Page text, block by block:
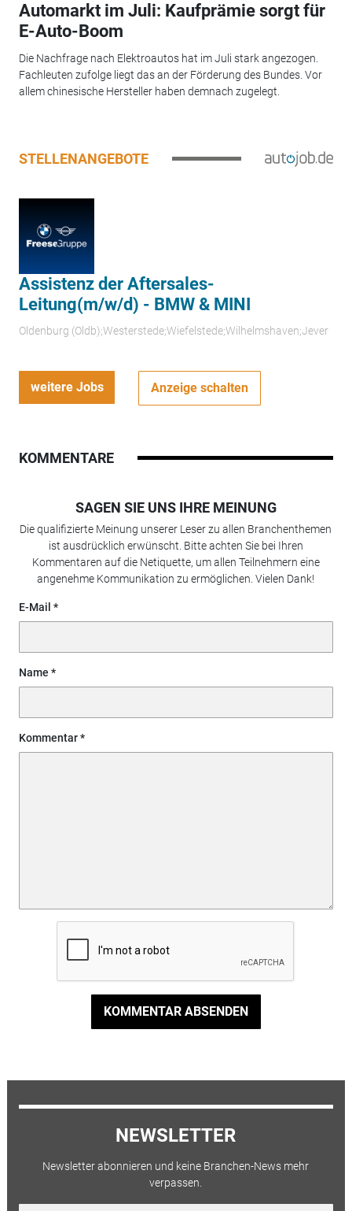
Automarkt im Juli: Kaufprämie sorgt für
E-Auto-Boom
Die Nachfrage nach Elektroautos hat im Juli stark angezogen.
Fachleuten zufolge liegt das an der Förderung des Bundes. Vor
allem chinesische Hersteller haben demnach zugelegt.
STELLENANGEBOTE
Assistenz der Aftersales-
Leitung(m/w/d) - BMW & MINI
Oldenburg (Oldb);Westerstede;Wiefelstede;Wilhelmshaven;Jever
weitere Jobs Anzeige schalten
KOMMENTARE
SAGEN SIE UNS IHRE MEINUNG
Die qualifizierte Meinung unserer Leser zu allen Branchenthemen
ist ausdrücklich erwünscht. Bitte achten Sie bei Ihren
Kommentaren auf die Netiquette, um allen Teilnehmern eine
angenehme Kommunikation zu ermöglichen. Vielen Dank!
E-Mail
Name
Kommentar
KOMMENTAR ABSENDEN
NEWSLETTER
Newsletter abonnieren und keine Branchen-News mehr
verpassen.